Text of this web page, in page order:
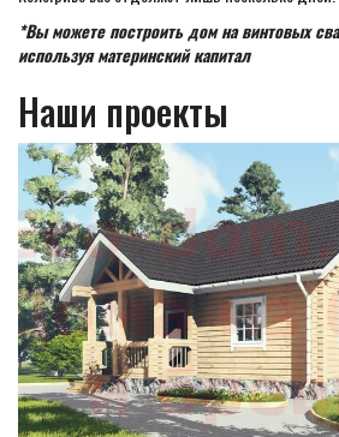
*Вы можете построить дом на винтовых
используя материнский капитал
Наши проекты